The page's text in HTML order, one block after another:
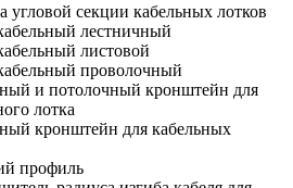
секции кабельных лотков
лестничный
листовой
проволочный
и потолочный кронштейн для
лотка
кронштейн для кабельных
профиль